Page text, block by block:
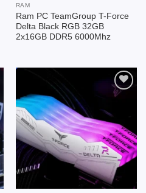
RAM
Ram PC TeamGroup T-Force
Delta Black RGB 32GB
2x16GB DDR5 6000Mhz
Add to